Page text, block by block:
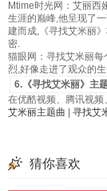
Mtime时光网：艾丽西
生涯的巅峰,他呈现了
建而成,《寻找艾米丽
密.
猫眼网：寻找艾米丽
烈,好像走进了观众的
6.《寻找艾米丽》主
在优酷视频、腾讯视频
艾米丽主题曲
寻找艾
猜你喜欢